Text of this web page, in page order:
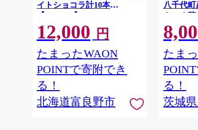
イトショコラ計10本
【1678459】
12,000 円
たまったWAON
POINTで寄附でき
る！
北海道富良野市
八千代
さつま
イモ 野
熟成 お
農家直送
10月下
たま
る！
茨城